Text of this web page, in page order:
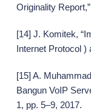
Originality
[14] J. Komitek,
Internet Protocol )
[15] A.
Bangun VoIP
1, pp. 5–9, 2017.